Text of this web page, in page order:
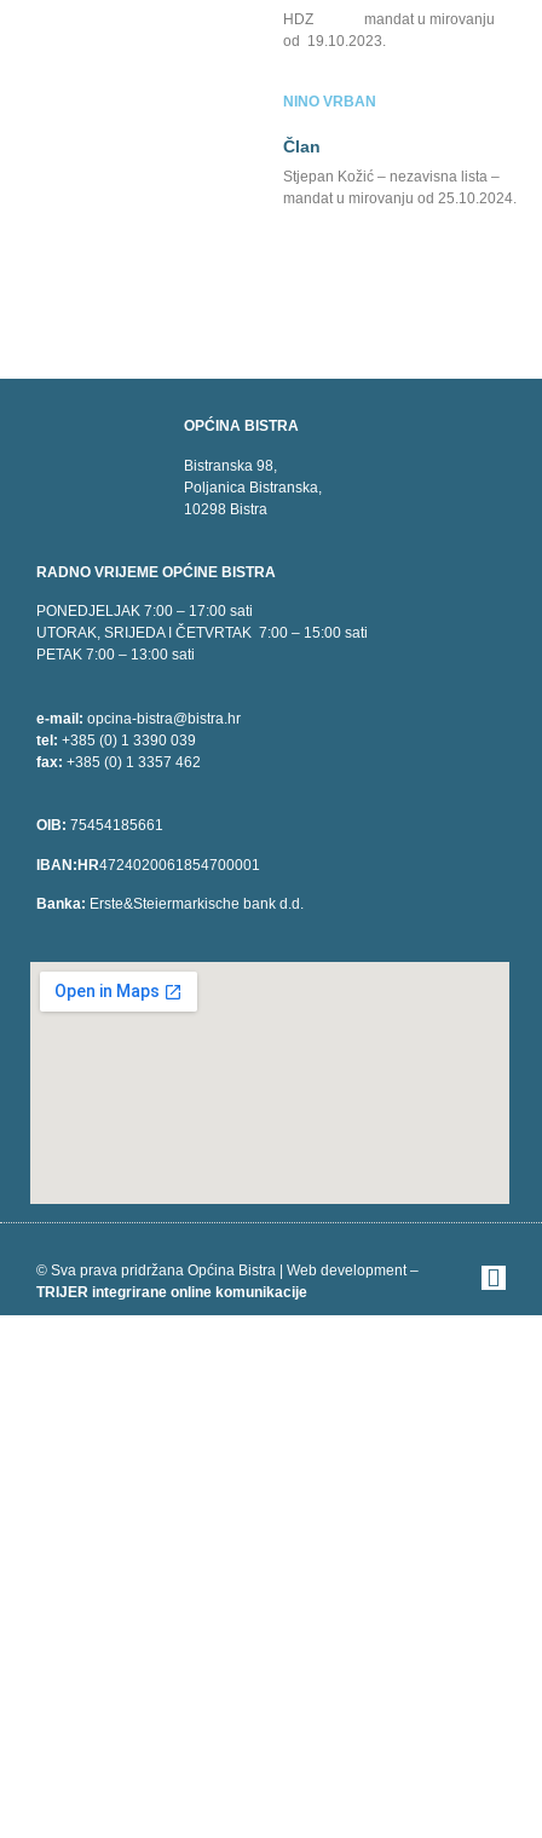
HDZ mandat u mirovanju
od 19.10.2023.
NINO VRBAN
Član
Stjepan Kožić – nezavisna lista –
mandat u mirovanju od 25.10.2024.
OPĆINA BISTRA
Bistranska 98,
Poljanica Bistranska,
10298 Bistra
RADNO VRIJEME OPĆINE BISTRA
PONEDJELJAK 7:00 – 17:00 sati
UTORAK, SRIJEDA I ČETVRTAK 7:00 – 15:00 sati
PETAK 7:00 – 13:00 sati
e-mail: opcina-bistra@bistra.hr
tel: +385 (0) 1 3390 039
fax: +385 (0) 1 3357 462
OIB: 75454185661
IBAN:HR4724020061854700001
Banka: Erste&Steiermarkische bank d.d.
© Sva prava pridržana Općina Bistra | Web development –
TRIJER integrirane online komunikacije